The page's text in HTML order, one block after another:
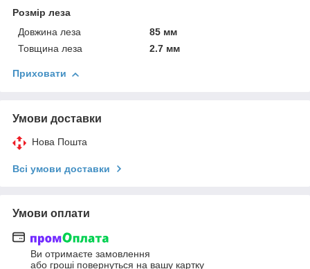
Розмір леза
Довжина леза
85 мм
Товщина леза
2.7 мм
Приховати
Умови доставки
Нова Пошта
Всі умови доставки
Умови оплати
Ви отримаєте замовлення
або гроші повернуться на вашу картку